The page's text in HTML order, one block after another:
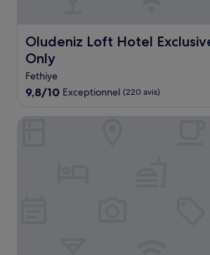
Oludeniz Loft Hotel
Only
Oludeniz Loft Hotel Exclusive -
Fethiye
9.8
10,
9,8/10 Exceptionnel (220 avis)